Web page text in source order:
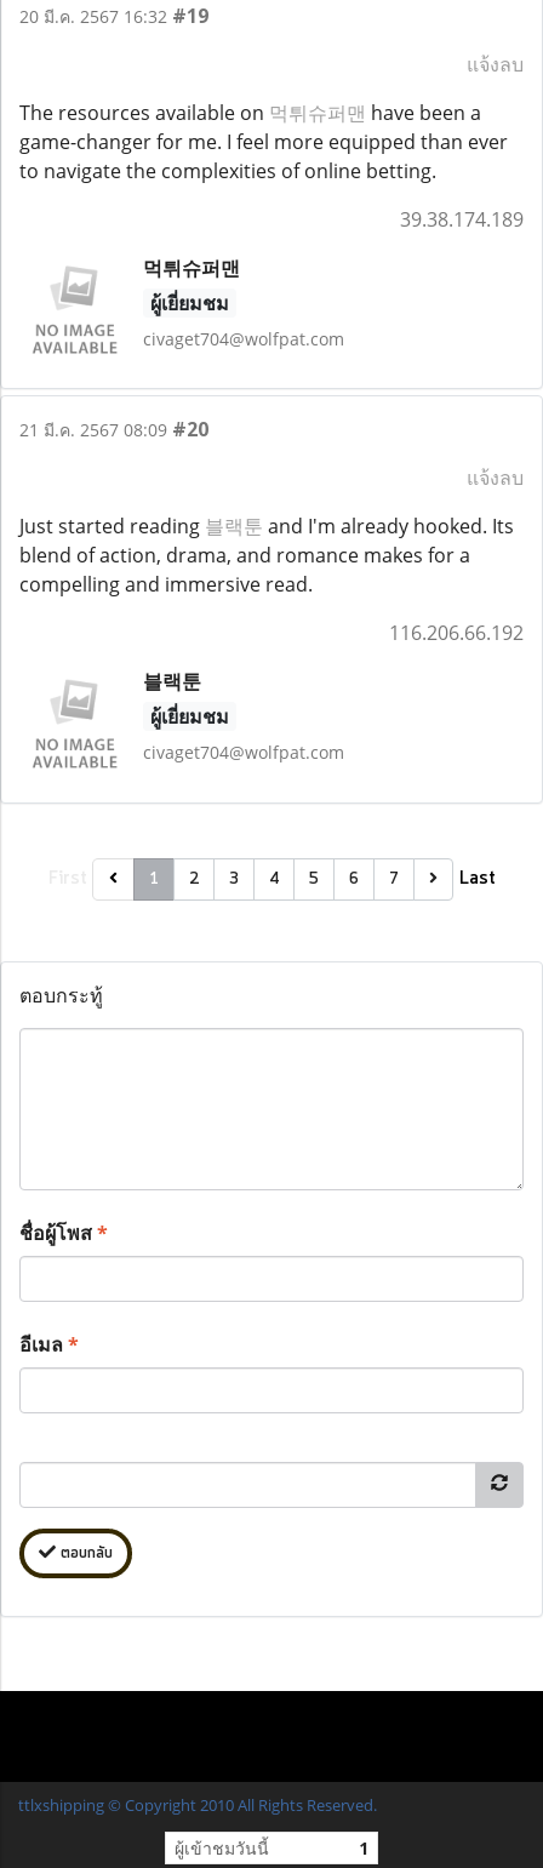
20 มี.ค. 2567 16:32 #19
แจ้งลบ
The resources available on 먹튀슈퍼맨 have been a
game-changer for me. I feel more equipped than ever
to navigate the complexities of online betting.
39.38.174.189
먹튀슈퍼맨
ผู้เยี่ยมชม
civaget704@wolfpat.com
21 มี.ค. 2567 08:09 #20
แจ้งลบ
Just started reading 블랙툰 and I'm already hooked. Its
blend of action, drama, and romance makes for a
compelling and immersive read.
116.206.66.192
블랙툰
ผู้เยี่ยมชม
civaget704@wolfpat.com
1 2 3 4 5 6 7 Last
ตอบกระทู้
ชื่อผู้โพส*
อีเมล*
ตอบกลับ
ttlxshipping © Copyright 2010 All Rights Reserved.
ผู้เข้าชมวันนี้ 1